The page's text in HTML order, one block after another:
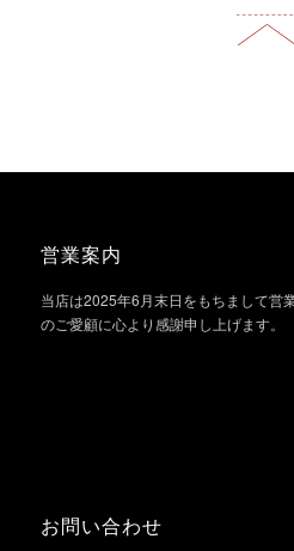
営業案内
当店は2025年6月末日をもちまして営
のご愛顧に心より感謝申し上げます。
お問い合わせ